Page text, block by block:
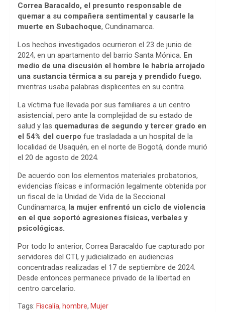
e
o
o
t
s
A
p
e
d
s
Correa Baracaldo, el presunto responsable de
quemar a su compañera sentimental y causarle la
muerte en Subachoque, Cundinamarca.
Los hechos investigados ocurrieron el 23 de junio de
2024, en un apartamento del barrio Santa Mónica. En
medio de una discusión el hombre le habría arrojado
una sustancia térmica a su pareja y prendido fuego;
mientras usaba palabras displicentes en su contra.
La víctima fue llevada por sus familiares a un centro
asistencial, pero ante la complejidad de su estado de
salud y las quemaduras de segundo y tercer grado en
el 54% del cuerpo fue trasladada a un hospital de la
localidad de Usaquén, en el norte de Bogotá, donde murió
el 20 de agosto de 2024.
De acuerdo con los elementos materiales probatorios,
evidencias físicas e información legalmente obtenida por
un fiscal de la Unidad de Vida de la Seccional
Cundinamarca, la mujer enfrentó un ciclo de violencia
en el que soportó agresiones físicas, verbales y
psicológicas.
Por todo lo anterior, Correa Baracaldo fue capturado por
servidores del CTI, y judicializado en audiencias
concentradas realizadas el 17 de septiembre de 2024.
Desde entonces permanece privado de la libertad en
centro carcelario.
Tags: Fiscalía, hombre, Mujer